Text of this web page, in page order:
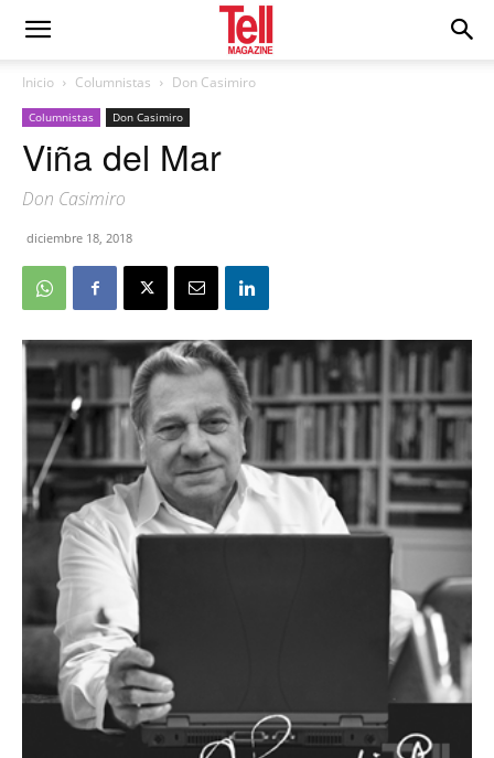
Inicio Columnistas Don Casimiro
Columnistas Don Casimiro
Viña del Mar
Don Casimiro
diciembre 18, 2018